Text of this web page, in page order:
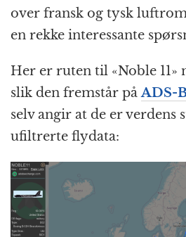
over fransk og tysk
en rekke interessante
Her er ruten til «Noble 11»
slik den fremstår påADS-
selv angir at de er verdens
ufiltrerte flydata: